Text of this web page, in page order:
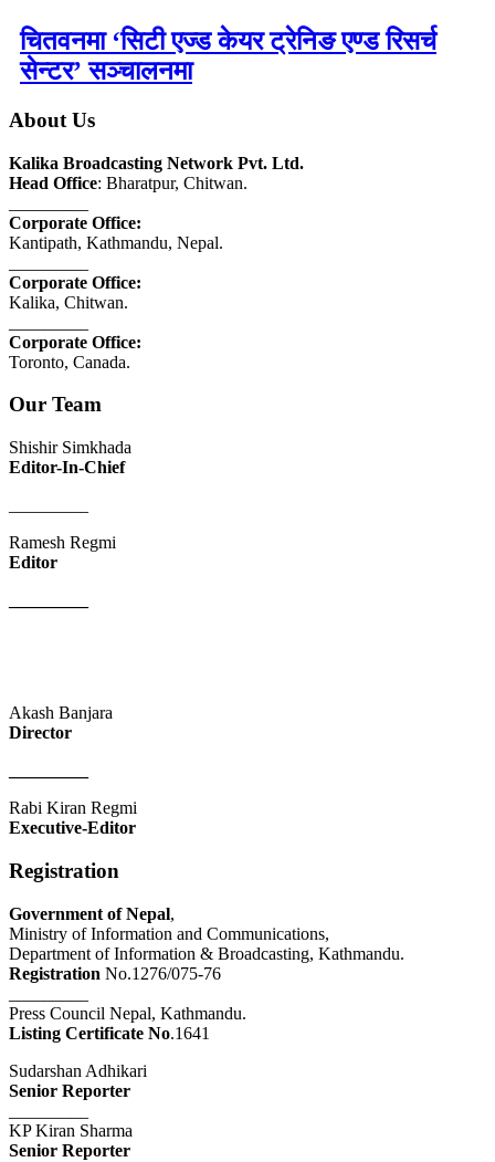
चितवनमा ‘सिटी एज्ड केयर ट्रेनिङ एण्ड रिसर्च
सेन्टर’ सञ्चालनमा
About Us
Kalika Broadcasting Network Pvt. Ltd.
Head Office: Bharatpur, Chitwan.
Corporate Office:
Kantipath, Kathmandu, Nepal.
Corporate Office:
Kalika, Chitwan.
Corporate Office:
Toronto, Canada.
Our Team
Shishir Simkhada
Editor-In-Chief
Ramesh Regmi
Editor
Akash Banjara
Director
Rabi Kiran Regmi
Executive-Editor
Registration
Government of Nepal,
Ministry of Information and Communications,
Department of Information & Broadcasting, Kathmandu.
Registration No.1276/075-76
Press Council Nepal, Kathmandu.
Listing Certificate No.1641
Sudarshan Adhikari
Senior Reporter
KP Kiran Sharma
Senior Reporter